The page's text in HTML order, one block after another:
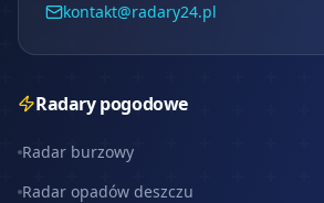
kontakt@radary24.pl
Radary pogodowe
Radar burzowy
Radar opadów deszczu